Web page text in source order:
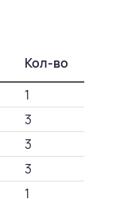
Кол-во
1
3
3
3
1